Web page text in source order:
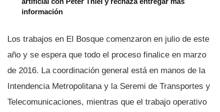
información
Los trabajos en El Bosque comenzaron en julio de este
año y se espera que todo el proceso finalice en marzo
de 2016. La coordinación general está en manos de la
Intendencia Metropolitana y la Seremi de Transportes y
Telecomunicaciones, mientras que el trabajo operativo